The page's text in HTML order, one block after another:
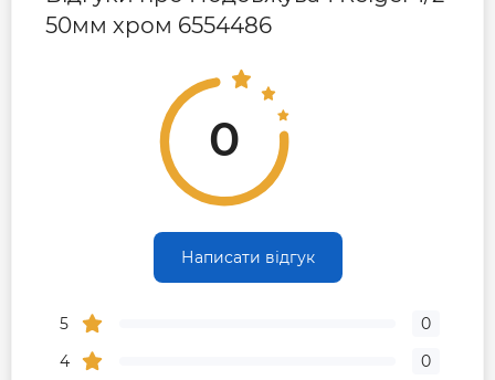
50мм хром 6554486
0
Написати відгук
5
0
4
0